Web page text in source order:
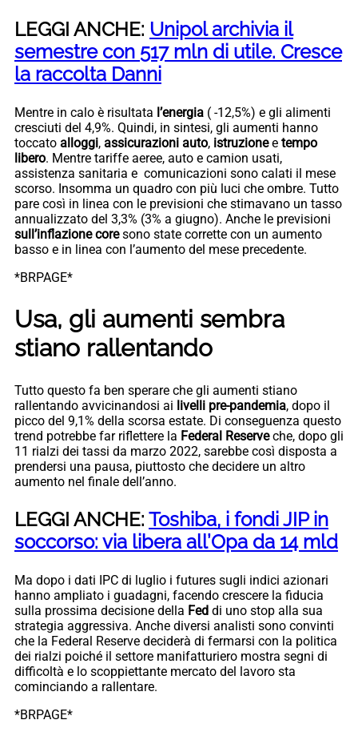
LEGGI ANCHE: Unipol archivia il
semestre con 517 mln di utile. Cresce
la raccolta Danni
Mentre in calo è risultata l’energia ( -12,5%) e gli alimenti
cresciuti del 4,9%. Quindi, in sintesi, gli aumenti hanno
toccato alloggi, assicurazioni auto, istruzionee tempo
libero. Mentre tariffe aeree, auto e camion usati,
assistenza sanitaria e comunicazioni sono calati il ​​mese
scorso. Insomma un quadro con più luci che ombre. Tutto
pare così in linea con le previsioni che stimavano un tasso
annualizzato del 3,3% (3% a giugno). Anche le previsioni
sull’inflazione coresono state corrette con un aumento
basso e in linea con l’aumento del mese precedente.
*BRPAGE*
Usa, gli aumenti sembra
stiano rallentando
Tutto questo fa ben sperare che gli aumenti stiano
rallentando avvicinandosi ai livelli pre-pandemia, dopo il
picco del 9,1% della scorsa estate. Di conseguenza questo
trend potrebbe far riflettere la Federal Reserveche, dopo gli
11 rialzi dei tassi da marzo 2022, sarebbe così disposta a
prendersi una pausa, piuttosto che decidere un altro
aumento nel finale dell’anno.
LEGGI ANCHE: Toshiba, i fondi JIP in
soccorso: via libera all’Opa da 14 mld
Ma dopo i dati IPC di luglio i futures sugli indici azionari
hanno ampliato i guadagni, facendo crescere la fiducia
sulla prossima decisione della Fed di uno stop alla sua
strategia aggressiva. Anche diversi analisti sono convinti
che la Federal Reserve deciderà di fermarsi con la politica
dei rialzi poiché il settore manifatturiero mostra segni di
difficoltà e lo scoppiettante mercato del lavoro sta
cominciando a rallentare.
*BRPAGE*